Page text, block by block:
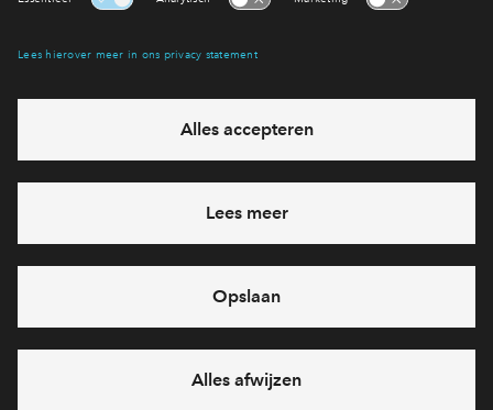
eventuele projecten
Ja, ik wil mij aanmelden
Heb je een vraag en wil je direct antwoord? Bel ons op088
71 22 835
6 dagen per week beschikbaar (behalve tijdens
feestdagen)
vandaag van 09:00 - 18:00 uur